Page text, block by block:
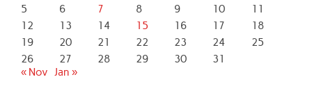
5
6 7 8 9 10
11
12
13 14 15 16 17
18
19
20 21 22 23 24
25
26
27 28 29 30
31
« Nov Jan »